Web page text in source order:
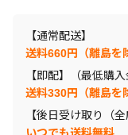
【通常配送】
送料660円（離島を
【即配】（最低購
送料330円（離島を
【後日受け取り（全